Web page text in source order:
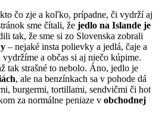
čo zje a koľko, prípadne, či vydrží aj
sme čítali, že jedlo na Islande je
tak, že sme si zo Slovenska zobrali
– nejaké insta polievky a jedlá, čaje a
a občas si aj niečo kúpime.
tak strašné to nebolo. Áno, jedlo je
, ale na benzínkach sa v pohode dá
burgermi, tortillami, sendvičmi či hot
za normálne peniaze v obchodnej